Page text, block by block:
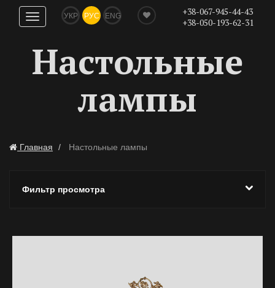
Показать
навигацию
УКР РУС ENG
+38-067-945-44-43
+38-050-193-62-31
Настольные
лампы
Главная Настольные лампы
Фильтр просмотра